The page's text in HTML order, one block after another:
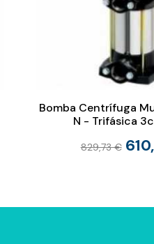
Bomba Centrífuga
N - Trifásica
829,73 €